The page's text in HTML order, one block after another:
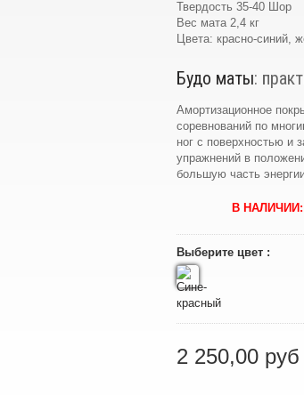
Твердость 35-40 Шор
Вес мата 2,4 кг
Цвета: красно-синий,
Будо маты:
Амортизационное
соревнований по
ног с поверхностью и
упражнений в
большую часть
В НАЛИЧИИ
Выберите цвет :
2 250,00 руб